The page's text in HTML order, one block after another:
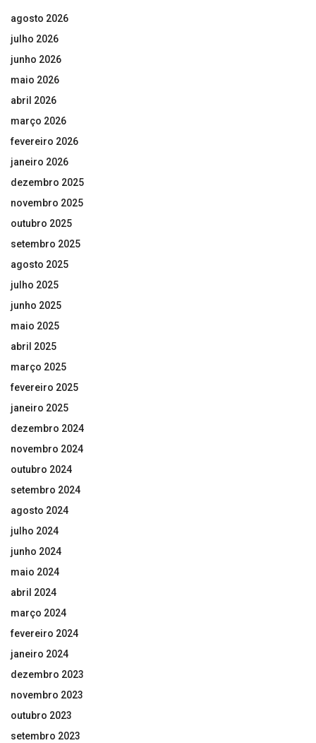
agosto 2026
julho 2026
junho 2026
maio 2026
abril 2026
março 2026
fevereiro 2026
janeiro 2026
dezembro 2025
novembro 2025
outubro 2025
setembro 2025
agosto 2025
julho 2025
junho 2025
maio 2025
abril 2025
março 2025
fevereiro 2025
janeiro 2025
dezembro 2024
novembro 2024
outubro 2024
setembro 2024
agosto 2024
julho 2024
junho 2024
maio 2024
abril 2024
março 2024
fevereiro 2024
janeiro 2024
dezembro 2023
novembro 2023
outubro 2023
setembro 2023